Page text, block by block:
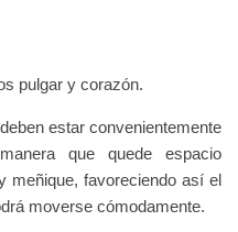
pulgar y corazón.
estar convenientemente
que quede espacio
meñique, favoreciendo así el
moverse cómodamente.